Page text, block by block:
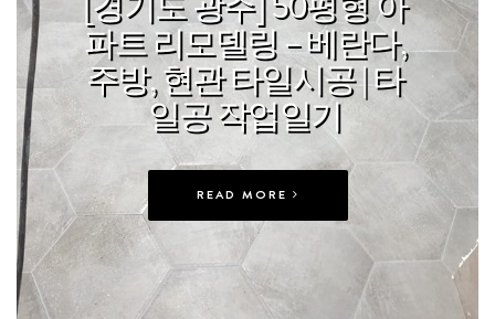
파트 리모델링 – 베란다,
주방, 현관 타일시공 | 타
일공 작업일기
READ MORE